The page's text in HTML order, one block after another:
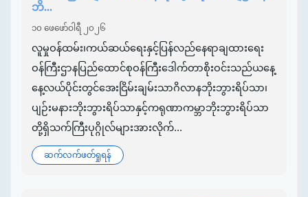
ဘိ...
၁၀ ဖေဖော်ဝါရီ ၂၀၂၆
လူမှုဝန်ထမ်း၊ကယ်ဆယ်ရေးနှင့်ပြန်လည်နေရာချထားရေး
ဝန်ကြီးဌာနပြည်ထောင်စုဝန်ကြီးဒေါက်တာစိုးဝင်းသည်ယနေ့
နေ့လယ်ပိုင်းတွင်အေးငြိမ်းချမ်းသာဂိလာနဘိုးဘွားရိပ်သာ၊
ပျဉ်းမနားဘိုးဘွားရိပ်သာနှင့်ကရုဏာကမ္ဘာဘိုးဘွားရိပ်သာ
တို့ရှိသက်ကြီးပုဂ္ဂိုလ်များအားလိုက်...
ဆက်လက်ဖတ်ရှုရန်